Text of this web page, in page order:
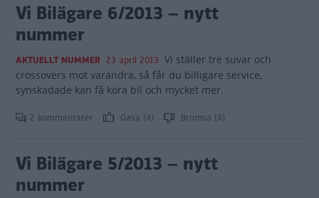
Vi Bilägare 6/2013 – nytt
nummer
AKTUELLT NUMMER 23 april 2013 Vi ställer tre suvar och
crossovers mot varandra, så får du billigare service,
synskadade kan få köra bil och mycket mer.
2 kommentarer Gasa (4) Bromsa (4)
Vi Bilägare 5/2013 – nytt
nummer